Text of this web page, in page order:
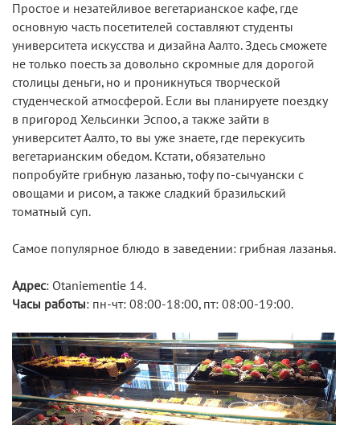
Простое и незатейливое вегетарианское кафе, где
основную часть посетителей составляют студенты
университета искусства и дизайна Аалто. Здесь сможете
не только поесть за довольно скромные для дорогой
столицы деньги, но и проникнуться творческой
студенческой атмосферой. Если вы планируете поездку
в пригород Хельсинки Эспоо, а также зайти в
университет Аалто, то вы уже знаете, где перекусить
вегетарианским обедом. Кстати, обязательно
попробуйте грибную лазанью, тофу по-сычуански с
овощами и рисом, а также сладкий бразильский
томатный суп.
Самое популярное блюдо в заведении: грибная лазанья.
Адрес: Otaniementie 14.
Часы работы: пн-чт: 08:00-18:00, пт: 08:00-19:00.